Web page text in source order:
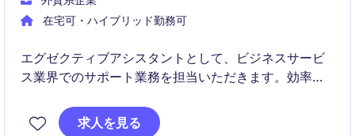
在宅可・ハイブリッド勤務可
エグゼクティブアシスタントとして、ビジネスサービ
ス業界でのサポート業務を担当いただきます。効率的
ションです。求人を見る